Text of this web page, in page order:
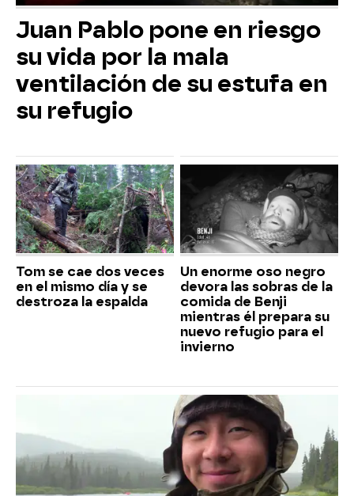
Juan Pablo pone en riesgo
su vida por la mala
ventilación de su estufa en
su refugio
Tom se cae dos veces
en el mismo día y se
destroza la espalda
Un enorme oso negro
devora las sobras de la
comida de Benji
mientras él prepara su
nuevo refugio para el
invierno